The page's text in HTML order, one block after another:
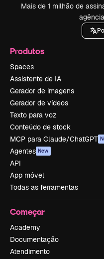
Mais de 1 milhão de
Produtos
Spaces
Assistente de IA
Gerador de imagens
Gerador de vídeos
Texto para voz
Conteúdo de stock
MCP para Claude/ChatGPT
Agentes New
API
App móvel
Todas as ferramentas
Começar
Academy
Documentação
Atendimento